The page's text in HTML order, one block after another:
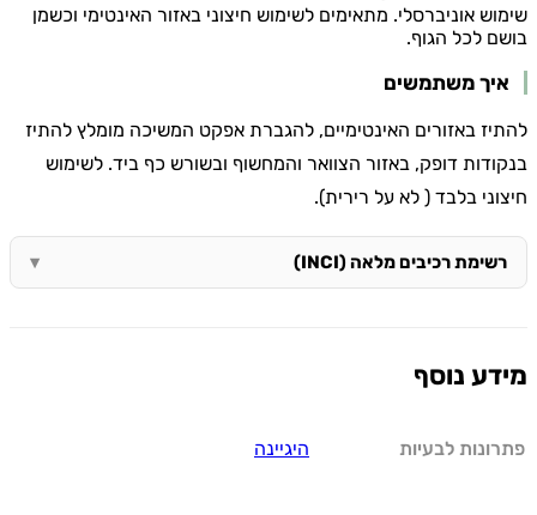
שימוש אוניברסלי. מתאימים לשימוש חיצוני באזור האינטימי וכשמן
בושם לכל הגוף.
איך משתמשים
להתיז באזורים האינטימיים, להגברת אפקט המשיכה מומלץ להתיז
בנקודות דופק, באזור הצוואר והמחשוף ובשורש כף ביד. לשימוש
חיצוני בלבד ( לא על רירית).
רשימת רכיבים מלאה (INCI)
מידע נוסף
פתרונות לבעיות היגיינה